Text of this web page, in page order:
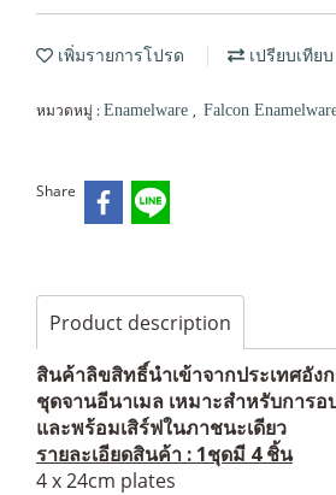
เพิ่มรายการโปรด เปรียบเทียบ
หมวดหมู่ : Enamelware , Falcon
Share
Product description
สินค้าลิขสิทธิ์นำเข้าจากประเทศอัง
ชุดจานอีนาเมล เหมาะสำหรับการ
และพร้อมเสิร์ฟในภาชนะเดียว
รายละเอียดสินค้า : 1ชุดมี 4 ชิ้น
4 x 24cm plates